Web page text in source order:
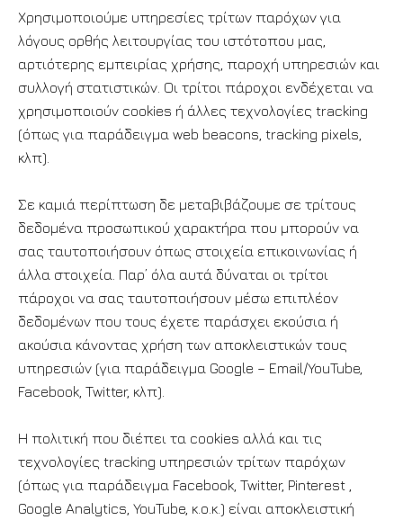
Χρησιμοποιούμε υπηρεσίες τρίτων παρόχων για
λόγους ορθής λειτουργίας του ιστότοπου μας,
αρτιότερης εμπειρίας χρήσης, παροχή υπηρεσιών και
συλλογή στατιστικών. Οι τρίτοι πάροχοι ενδέχεται να
χρησιμοποιούν cookies ή άλλες τεχνολογίες tracking
(όπως για παράδειγμα web beacons, tracking pixels,
κλπ).
Σε καμιά περίπτωση δε μεταβιβάζουμε σε τρίτους
δεδομένα προσωπικού χαρακτήρα που μπορούν να
σας ταυτοποιήσουν όπως στοιχεία επικοινωνίας ή
άλλα στοιχεία. Παρ’ όλα αυτά δύναται οι τρίτοι
πάροχοι να σας ταυτοποιήσουν μέσω επιπλέον
δεδομένων που τους έχετε παράσχει εκούσια ή
ακούσια κάνοντας χρήση των αποκλειστικών τους
υπηρεσιών (για παράδειγμα Google – Email/YouTube,
Facebook, Twitter, κλπ).
Η πολιτική που διέπει τα cookies αλλά και τις
τεχνολογίες tracking υπηρεσιών τρίτων παρόχων
(όπως για παράδειγμα Facebook, Twitter, Pinterest ,
Google Analytics, YouTube, κ.ο.κ.) είναι αποκλειστική